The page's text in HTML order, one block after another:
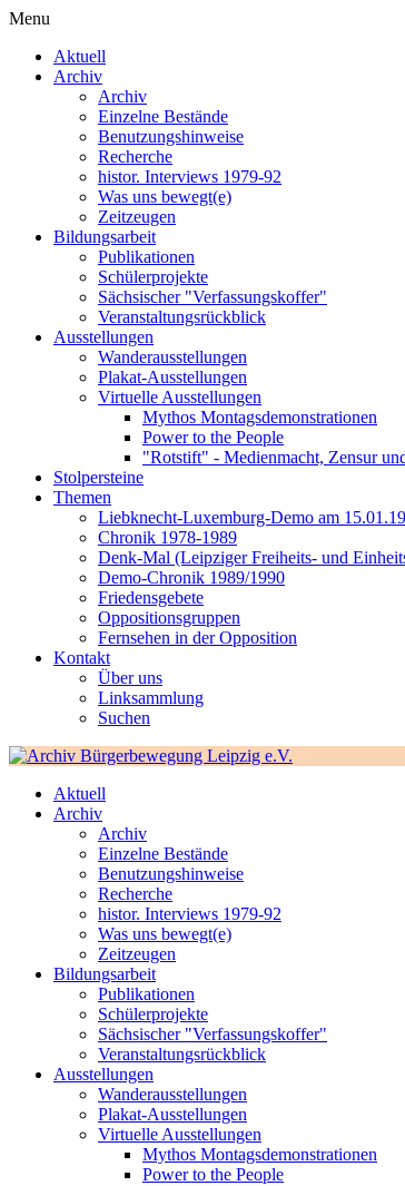
Menu
Aktuell
Archiv
Archiv
Einzelne Bestände
Benutzungshinweise
Recherche
histor. Interviews 1979-92
Was uns bewegt(e)
Zeitzeugen
Bildungsarbeit
Publikationen
Schülerprojekte
Sächsischer "Verfassungskoffer"
Veranstaltungsrückblick
Ausstellungen
Wanderausstellungen
Plakat-Ausstellungen
Virtuelle Ausstellungen
Mythos Montagsdemonstrationen
Power to the People
"Rotstift" - Medienmacht, Zensur
Stolpersteine
Themen
Liebknecht-Luxemburg-Demo am
Chronik 1978-1989
Denk-Mal (Leipziger Freiheits- und
Demo-Chronik 1989/1990
Friedensgebete
Oppositionsgruppen
Fernsehen in der Opposition
Kontakt
Über uns
Linksammlung
Suchen
Aktuell
Archiv
Archiv
Einzelne Bestände
Benutzungshinweise
Recherche
histor. Interviews 1979-92
Was uns bewegt(e)
Zeitzeugen
Bildungsarbeit
Publikationen
Schülerprojekte
Sächsischer "Verfassungskoffer"
Veranstaltungsrückblick
Ausstellungen
Wanderausstellungen
Plakat-Ausstellungen
Virtuelle Ausstellungen
Mythos Montagsdemonstrationen
Power to the People